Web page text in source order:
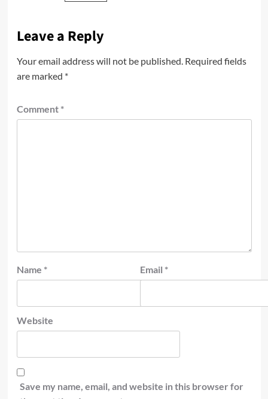
Leave a Reply
Your email address will not be published. Required fields
are marked *
Comment *
Name * Email *
Website
Save my name, email, and website in this browser for